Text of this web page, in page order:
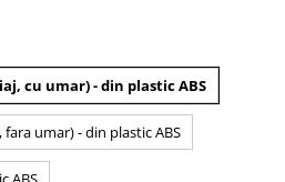
cu umar) - din plastic ABS
umar) - din plastic ABS